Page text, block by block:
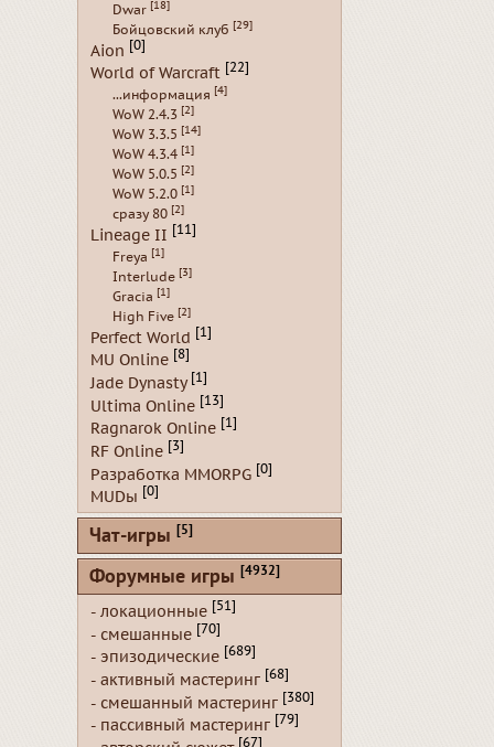
Dwar [18]
Бойцовский клуб [29]
Aion [0]
World of Warcraft [22]
...информация [4]
WoW 2.4.3 [2]
WoW 3.3.5 [14]
WoW 4.3.4 [1]
WoW 5.0.5 [2]
WoW 5.2.0 [1]
сразу 80 [2]
Lineage II [11]
Freya [1]
Interlude [3]
Gracia [1]
High Five [2]
Perfect World [1]
MU Online [8]
Jade Dynasty [1]
Ultima Online [13]
Ragnarok Online [1]
RF Online [3]
Разработка MMORPG [0]
MUDы [0]
Чат-игры [5]
Форумные игры [4932]
- локационные [51]
- смешанные [70]
- эпизодические [689]
- активный мастеринг [68]
- смешанный мастеринг [380]
- пассивный мастеринг [79]
[67]